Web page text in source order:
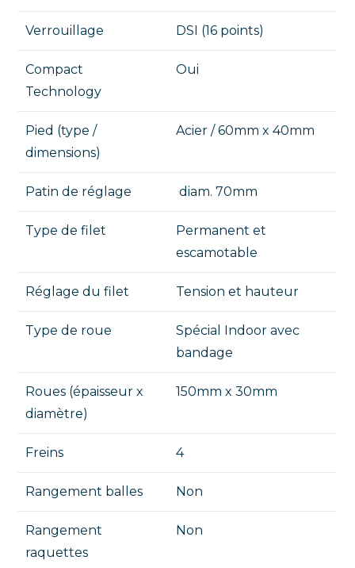
Verrouillage DSI (16 points)
Compact
Technology
Oui
Pied (type /
dimensions)
Acier / 60mm x 40mm
Patin de réglage diam. 70mm
Type de filet
Permanent et
escamotable
Réglage du filet Tension et hauteur
Type de roue
Spécial Indoor avec
bandage
Roues (épaisseur x
diamètre)
150mm x 30mm
Freins 4
Rangement balles Non
Rangement
raquettes
Non